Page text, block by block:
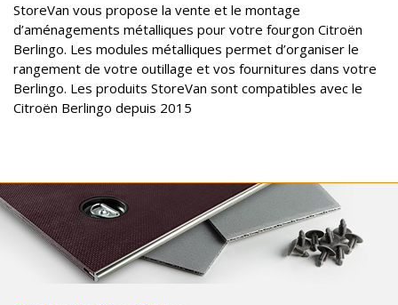
StoreVan vous propose la vente et le montage
d’aménagements métalliques pour votre fourgon Citroën
Berlingo. Les modules métalliques permet d’organiser le
rangement de votre outillage et vos fournitures dans votre
Berlingo. Les produits StoreVan sont compatibles avec le
Citroën Berlingo depuis 2015